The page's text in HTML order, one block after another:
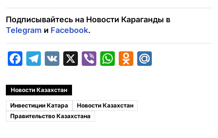
Подписывайтесь на Новости Караганды в
Telegram и Facebook.
c
e
b
l
e
g
e
W
t
o
Новости Казахстан
Инвестиции Катара
Новости Казахстан
Правительство Казахстана